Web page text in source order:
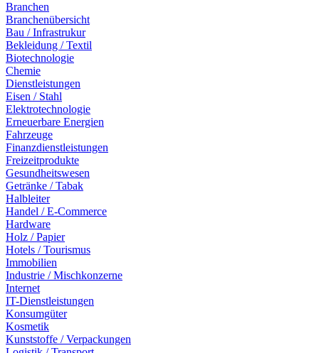
Branchen
Branchenübersicht
Bau / Infrastrukur
Bekleidung / Textil
Biotechnologie
Chemie
Dienstleistungen
Eisen / Stahl
Elektrotechnologie
Erneuerbare Energien
Fahrzeuge
Finanzdienstleistungen
Freizeitprodukte
Gesundheitswesen
Getränke / Tabak
Halbleiter
Handel / E-Commerce
Hardware
Holz / Papier
Hotels / Tourismus
Immobilien
Industrie / Mischkonzerne
Internet
IT-Dienstleistungen
Konsumgüter
Kosmetik
Kunststoffe / Verpackungen